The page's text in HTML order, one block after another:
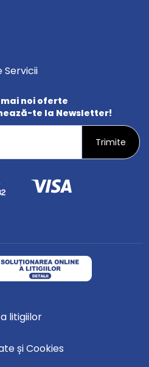
noi oferte
te la Newsletter!
litigiilor
și Cookies